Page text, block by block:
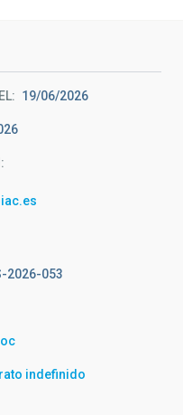
19/06/2026
2026-053
indefinido